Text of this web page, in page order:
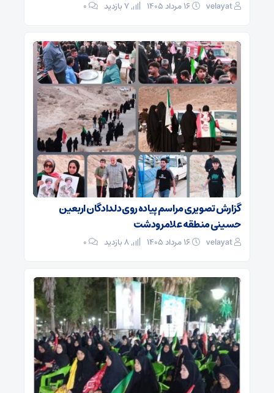
velayat ۰
گزارش تصویری مراسم پیاده روی دلدادگان اربعین
حسینی منطقه علامرودشت
velayat ۰